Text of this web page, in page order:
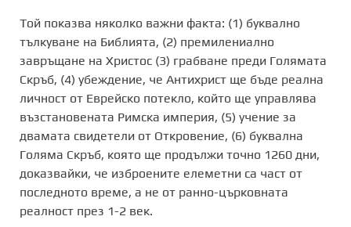
Той показва няколко важни факта: (1) буквално
тълкуване на Библията, (2) премилениално
завръщане на Христос (3) грабване преди Голямата
Скръб, (4) убеждение, че Антихрист ще бъде реална
личност от Еврейско потекло, който ще управлява
възстановената Римска империя, (5) учение за
двамата свидетели от Откровение, (6) буквална
Голяма Скръб, която ще продължи точно 1260 дни,
доказвайки, че изброените елеметни са част от
последното време, а не от ранно-църковната
реалност през 1-2 век.